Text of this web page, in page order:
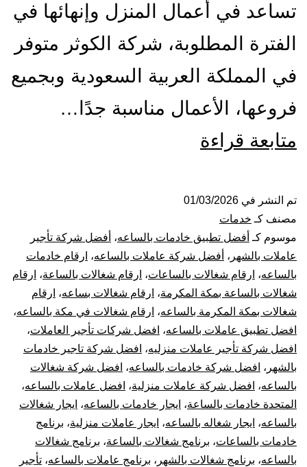
تساعد في أعمال المنزل وإنهائها في
الفترة المطلوبة، شركة الكوثر متوفر
في المملكة العربية السعودية وبجميع
فروعها، الأعمال مناسبة جدًا…
متابعة قراءة
بالساعة
بمكة
|
عاملات
بالساعه
مكه
تم النشر في 01/03/2026
مصنف كـ خدمات
موسوم كـ أفضل تطبيق خادمات بالساعه، أفضل شركة تأجير
عاملات بالشهر ، أفضل شركة عاملات بالساعه، ارقام خادمات
بالساعه، ارقام شغالات بالساعات، ارقام شغالات بالساعة، ارقام
شغالات بالساعة بمكة المكرمة، ارقام شغالات بساعه، ارقام
شغالات بمكة المكرمة بالساعه، ارقام شغالات في مكة بالساعه،
افضل تطبيق عاملات بالساعه، افضل شركات تأجير العاملات،
افضل شركة تأجير عاملات منزليه، افضل شركة تاجير خادمات
بالشهر ، افضل شركة خادمات بالساعه، افضل شركة شغالات
بالساعه، افضل شركة عاملات منزلية، افضل عاملات بالساعه،
المتحدة خادمات بالساعة، ايجار خادمات بالساعه، ايجار شغالات
بالساعه، ايجار شغاله بالساعه، ايجار عاملات منزلية، برنامج
خادمات بالساعات، برنامج شغالات بالساعة، برنامج شغالات
بالساعه، برنامج شغالات بالشهر ، برنامج عاملات بالساعه، تأجير